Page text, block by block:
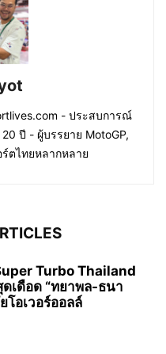
- ประสบการณ์
ปี - ผู้บรรยาย MotoGP,
ตไทยหลากหลาย
Turbo Thailand
เดือด “ทยาพล-ธนา
โอเวอร์ออลล์